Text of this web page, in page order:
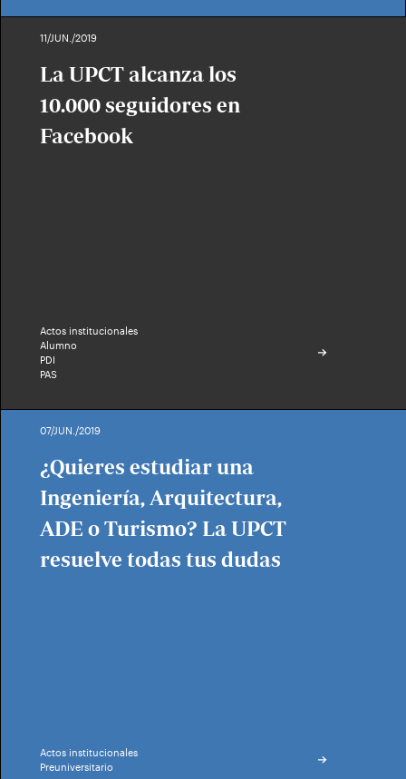
11/JUN./2019
La UPCT alcanza los
10.000 seguidores en
Facebook
Actos institucionales
Alumno
PDI
PAS
07/JUN./2019
¿Quieres estudiar una
Ingeniería, Arquitectura,
ADE o Turismo? La UPCT
resuelve todas tus dudas
Actos institucionales
Preuniversitario